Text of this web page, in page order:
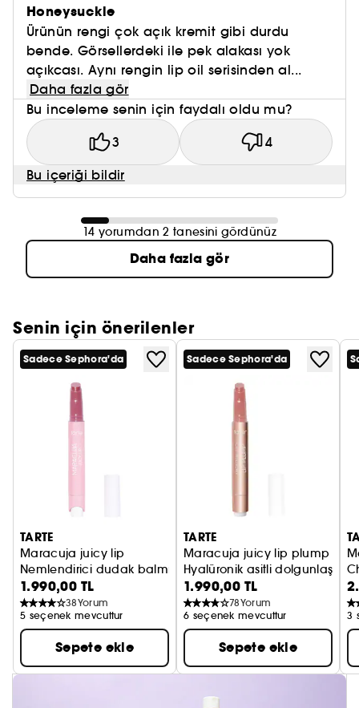
Honeysuckle
Ürünün rengi çok açık kremit gibi durdu
bende. Görsellerdeki ile pek alakası yok
açıkcası. Aynı rengin lip oil serisinden al...
Daha fazla gör
Bu inceleme senin için faydalı oldu mu?
3 4
Bu içeriği bildir
14 yorumdan 2 tanesini gördünüz
Daha fazla gör
Senin için önerilenler
Sadece Sephora'da
TARTE
Maracuja juicy lip
Nemlendirici dudak balmı parlatıcı
1.990,00 TL
38Yorum
5 seçenek mevcuttur
Sepete ekle
Sadece Sephora'da
TARTE
Maracuja juicy lip plump
Hyalüronik asitli dolgunlaştırıcı
1.990,00 TL
78Yorum
6 seçenek mevcuttur
Sepete ekle
3